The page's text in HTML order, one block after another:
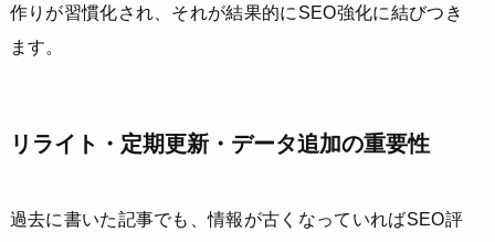
作りが習慣化され、それが結果的にSEO強化に結びつき
ます。
リライト・定期更新・データ追加の重要性
過去に書いた記事でも、情報が古くなっていればSEO評